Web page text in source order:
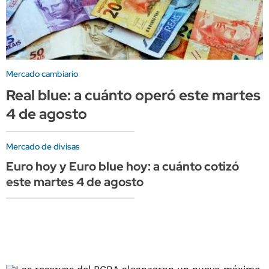
Mercado cambiario
Real blue: a cuánto operó este martes
4 de agosto
Mercado de divisas
Euro hoy y Euro blue hoy: a cuánto cotizó
este martes 4 de agosto